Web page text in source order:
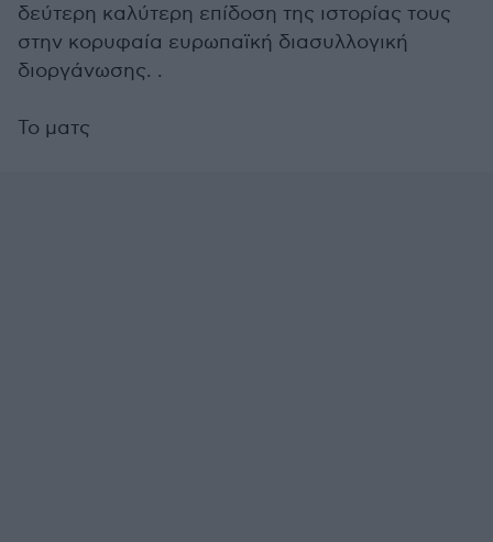
δεύτερη καλύτερη επίδοση της ιστορίας τους
στην κορυφαία ευρωπαϊκή διασυλλογική
διοργάνωσης. .
Το ματς